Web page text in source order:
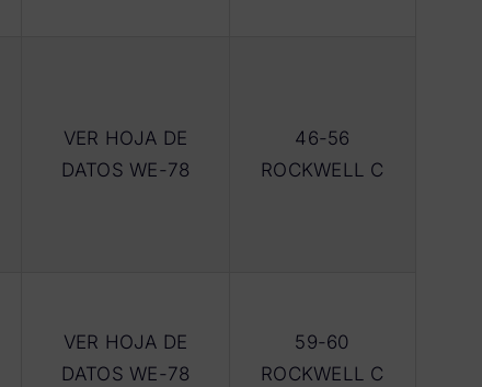
VER HOJA DE
DATOS WE-78
46-56
ROCKWELL C
VER HOJA DE
DATOS WE-78
59-60
ROCKWELL C